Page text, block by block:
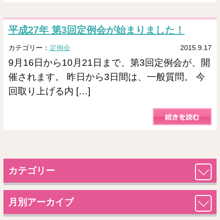
平成27年 第3回定例会が始まりました！
カテゴリー： 定例会 2015.9.17
9月16日から10月21日まで、第3回定例会が、開
催されます。 昨日から3日間は、一般質問。 今
回取り上げる内 […]
カテゴリー
月別アーカイブ